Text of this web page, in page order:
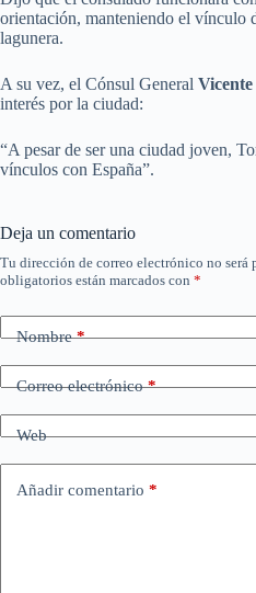
orientación, manteniendo el vínculo
lagunera.
A su vez, el Cónsul General
interés por la ciudad:
“A pesar de ser una ciudad joven,
vínculos con España”.
Deja un comentario
Tu dirección de correo electrónico no será
obligatorios están marcados con *
Nombre*
Correo electrónico*
Web
Añadir comentario *